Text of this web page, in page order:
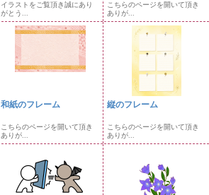
イラストをご覧頂き誠にあり
がとう...
こちらのページを開いて頂き
ありが...
和紙のフレーム
こちらのページを開いて頂き
ありが...
縦のフレーム
こちらのページを開いて頂き
ありが...